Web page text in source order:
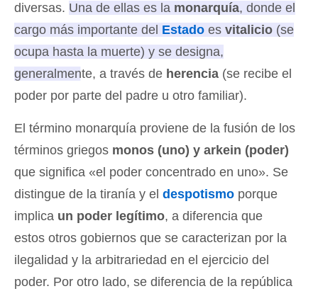
diversas. Una de ellas es la monarquía, donde el
cargo más importante del Estado es vitalicio (se
ocupa hasta la muerte) y se designa,
generalmente, a través de herencia (se recibe el
poder por parte del padre u otro familiar).
El término monarquía proviene de la fusión de los
términos griegos monos (uno) y arkein (poder)
que significa «el poder concentrado en uno». Se
distingue de la tiranía y el despotismo porque
implica un poder legítimo, a diferencia que
estos otros gobiernos que se caracterizan por la
ilegalidad y la arbitrariedad en el ejercicio del
poder. Por otro lado, se diferencia de la república